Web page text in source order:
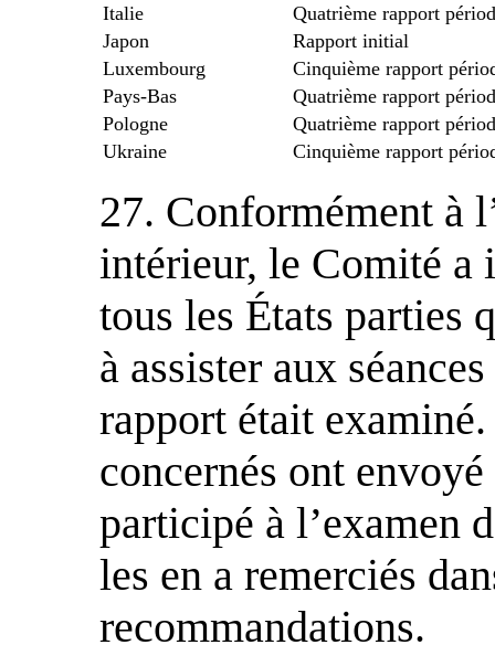
Italie
Quatrième rapport
Japon
Rapport initial
Luxembourg
Cinquième rapport
Pays-Bas
Quatrième rapport
Pologne
Quatrième rapport
Ukraine
Cinquième rapport
27. Conformément à
intérieur, le Comité a
tous les États parties
à assister aux
rapport était
concernés ont
participé à l’examen
les en a remerciés
recommandations.